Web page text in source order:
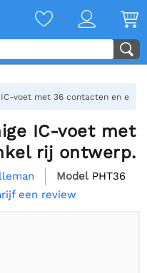
IC-voet met 36 contacten en
IC-voet met
rij ontwerp.
Model PHT36
een review